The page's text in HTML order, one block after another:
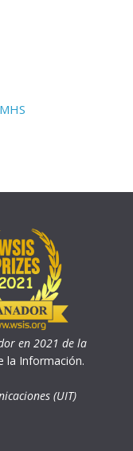
en 2021 de la
la Información.
(UIT)